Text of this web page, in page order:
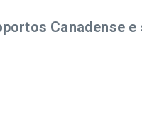
Canadense e